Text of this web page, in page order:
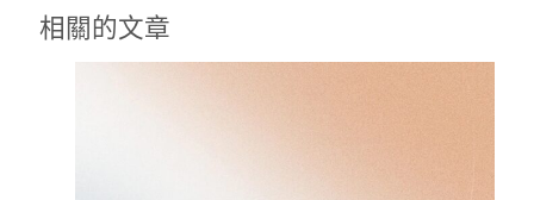
相關的文章